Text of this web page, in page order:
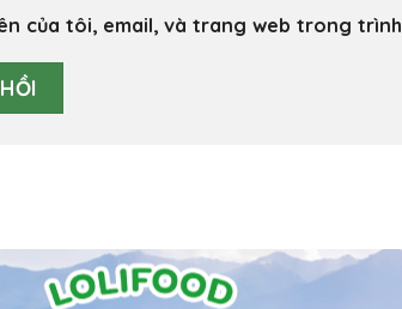
của tôi, email, và trang web trong